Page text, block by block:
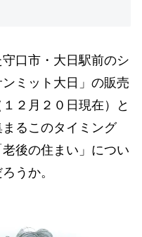
口市・大日駅前のシ
ミット大日」の販売
２月２０日現在）と
るこのタイミング
後の住まい」につい
うか。